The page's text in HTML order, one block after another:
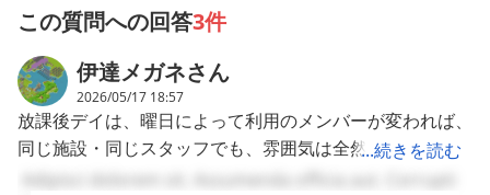
ても楽しんでいまし
た。 ひとつ気になっ
たのがそこには支援
学校のお子さん達し
かいなかったことで
す。 みなさんは放課
後デイを探すまたは
利用する際は支援学
の割合や特性の違い
ーンフォークも使用
しますが、手づかみ
も多いです。指差し
思表示はできます。
走り回ること、数字
や文字、絵本は好き
です。 就学について
は、現時点では支援
るので通う予定は
い…とお話しした
ら、あっ…そうな
反応をされました
この質問への回答3件
伊達メガネさん
2026/05/17 18:57
放課後デイは、曜日によって利用のメンバーが変われば、
同じ施設・同じスタッフでも、雰囲気は全然違います。な
ので、とりあえずは、通いやすさ（距離とか送迎の有無）
...続きを読む
Adipisci dolorem sit. Assumenda officia aut. Corrupti